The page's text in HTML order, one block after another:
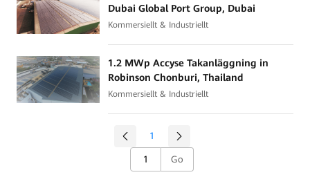
Dubai Global Port Group, Dubai
Kommersiellt & Industriellt
1.2 MWp Accyse Takanläggning in
Robinson Chonburi, Thailand
Kommersiellt & Industriellt
1
Go